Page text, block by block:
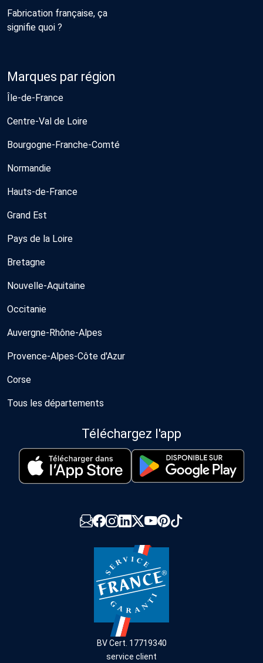
Fabrication française, ça
signifie quoi ?
Marques par région
Île-de-France
Centre-Val de Loire
Bourgogne-Franche-Comté
Normandie
Hauts-de-France
Grand Est
Pays de la Loire
Bretagne
Nouvelle-Aquitaine
Occitanie
Auvergne-Rhône-Alpes
Provence-Alpes-Côte d'Azur
Corse
Tous les départements
Téléchargez l'app
BV Cert. 17719340
service client